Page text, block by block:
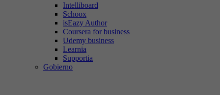
Intelliboard
Schoox
isEazy Author
Coursera for business
Udemy business
Learnia
Supportia
Gobierno